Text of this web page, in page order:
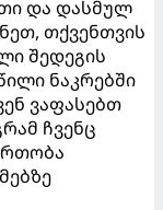
და დასმულ
თქვენთვის
შედეგის
ნაკრებში
ვაფასებთ
ჩვენც